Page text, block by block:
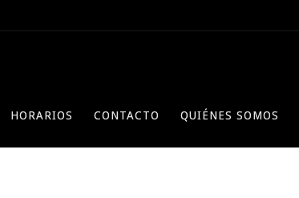
HORARIOS CONTACTO QUIÉNES SOMOS